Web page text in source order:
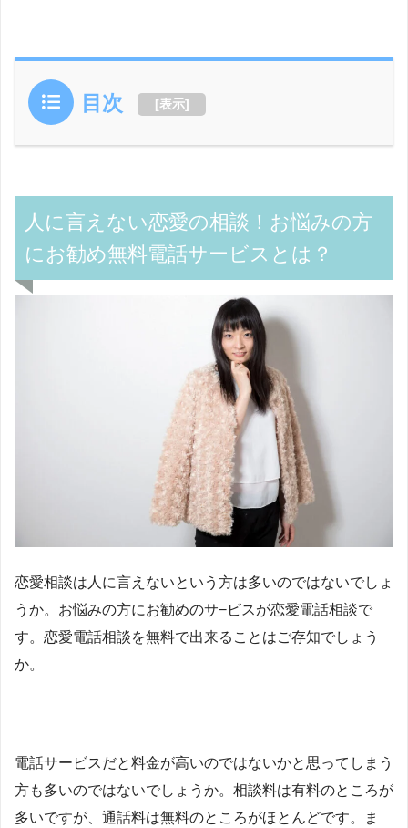
目次 [表示]
人に言えない恋愛の相談！お悩みの方
にお勧め無料電話サービスとは？
恋愛相談は人に言えないという方は多いのではないでしょ
うか。お悩みの方にお勧めのサ−ビスが恋愛電話相談で
す。恋愛電話相談を無料で出来ることはご存知でしょう
か。
電話サービスだと料金が高いのではないかと思ってしまう
方も多いのではないでしょうか。相談料は有料のところが
多いですが、通話料は無料のところがほとんどです。ま